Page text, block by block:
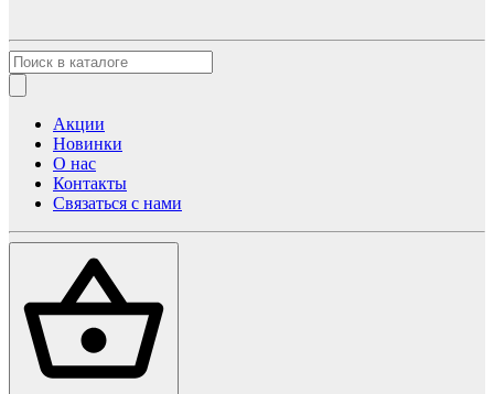
Акции
Новинки
О нас
Контакты
Связаться с нами